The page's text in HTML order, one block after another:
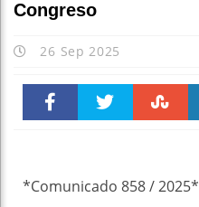
Congreso
26 Sep 2025
*Comunicado 858 / 2025*